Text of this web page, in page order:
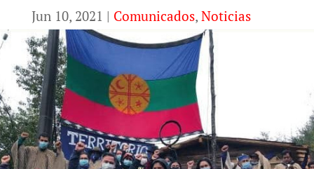
Jun 10, 2021 | Comunicados, Noticias